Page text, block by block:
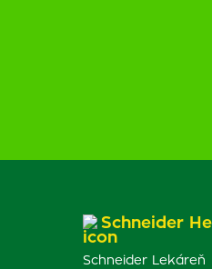
Schneider
Schneider Lekáreň